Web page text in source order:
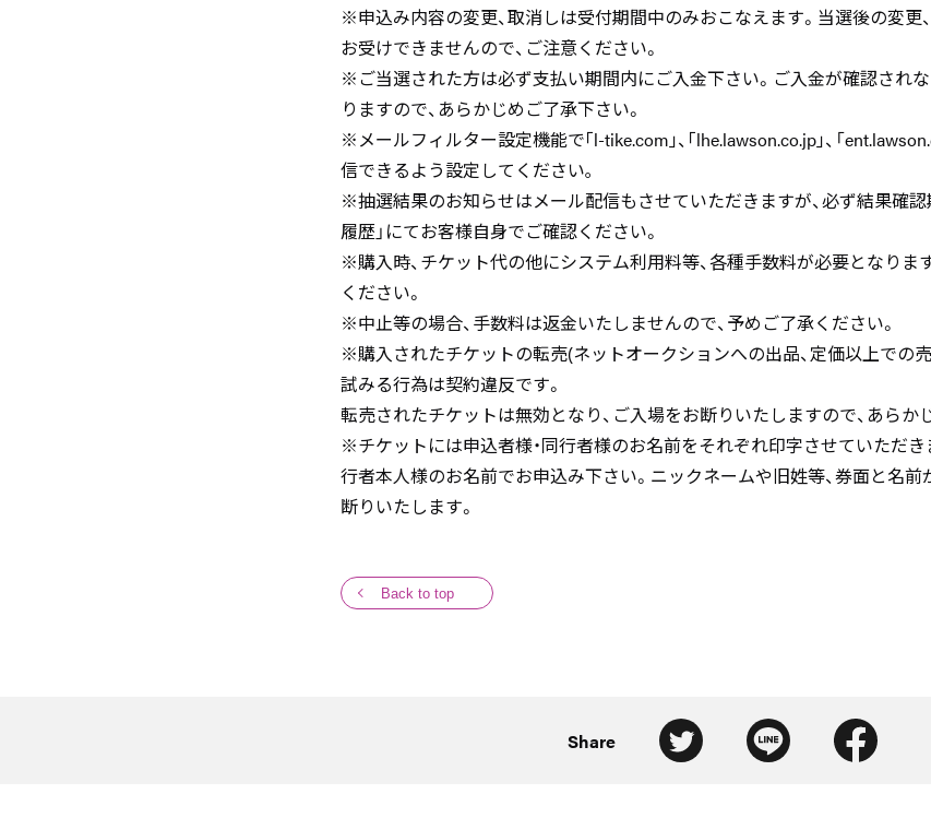
※申込み内容の変更、取消しは受付期間中のみおこなえます。当選後の変更
お受けできませんので、ご注意ください。
※ご当選された方は必ず支払い期間内にご入金下さい。ご入金が確認され
りますので、あらかじめご了承下さい。
※メールフィルター設定機能で｢l-tike.com｣、｢lhe.lawson.co.jp｣、「
信できるよう設定してください｡
※抽選結果のお知らせはメール配信もさせていただきますが、必ず結果確認
履歴」にてお客様自身でご確認ください。
※購入時、チケット代の他にシステム利用料等、各種手数料が必要となりま
ください。
※中止等の場合、手数料は返金いたしませんので、予めご了承ください。
※購入されたチケットの転売(ネットオークションへの出品、定価以上での
試みる行為は契約違反です。
転売されたチケットは無効となり、ご入場をお断りいたしますので、あらか
※チケットには申込者様・同行者様のお名前をそれぞれ印字させていただき
行者本人様のお名前でお申込み下さい。ニックネームや旧姓等、券面と名
断りいたします。
Back to top
Share